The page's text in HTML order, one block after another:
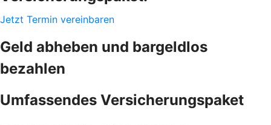
Jetzt Termin vereinbaren
Geld abheben und bargeldlos
bezahlen
Umfassendes Versicherungspaket